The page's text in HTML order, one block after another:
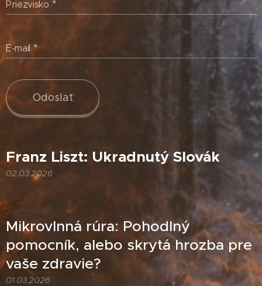
Priezvisko
E-mail
Odoslať
Franz Liszt: Ukradnutý Slovák
02.03.2026
Mikrovlnná rúra: Pohodlný
pomocník, alebo skrytá hrozba pre
vaše zdravie?
01.03.2026